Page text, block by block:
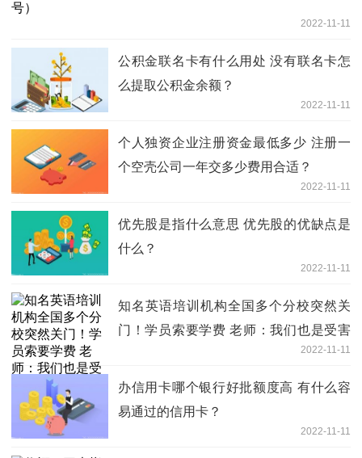
2022-11-11
公积金联名卡有什么用处 没有联名卡怎
么提取公积金余额？
2022-11-11
个人独资企业注册资金最低多少 注册一
个空壳公司一年交多少费用合适？
2022-11-11
优先股是指什么意思 优先股的优缺点是
什么？
2022-11-11
知名英语培训机构全国多个分校突然关
门！学员索要学费 老师：我们也是受害
2022-11-11
办信用卡哪个银行好批额度高 有什么容
易通过的信用卡？
2022-11-11